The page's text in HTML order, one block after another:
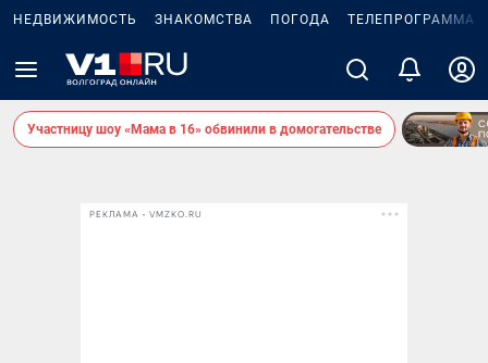
НЕДВИЖИМОСТЬ ЗНАКОМСТВА ПОГОДА ТЕЛЕПРОГРАММА
Участницу шоу «Мама в 16» обвинили в домогательстве
РЕКЛАМА • VMZKO.RU